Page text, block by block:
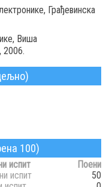
Грађевинска
Виша
2006.
100)
испит
Поени
испит
50